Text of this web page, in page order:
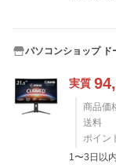
パソコンショップ ド
実質
商品価
送料
ポイン
1〜3日以